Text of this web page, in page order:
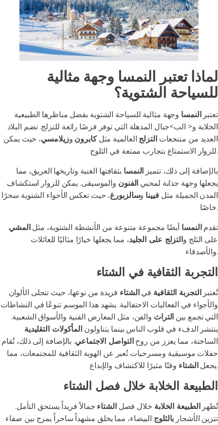
لماذا تعتبر النمسا وجهة مثالية
للسياحة الشتوية؟
تعتبر النمسا وجهة مثالية للسياحة الشتوية بفضل مناظرها الطبيعية
الخلابة و< الب>جبال المذهلة التي توفر فرصًا رائعة للتزلج. تضم البلاد
العديد من منتجعات التزلج العالمية مثلكابرون وزيلامسي، حيث يمكن
للزوار الاستمتاع بتجارب ممتعة في الثلوج.
بالإضافة إلى ذلك، تتميز النمسا بثقافتها الغنية وتاريخها العريق، مما
يجعلها وجهة جذابة لمحبي الفنون والموسيقى. يمكن للزوار استكشاف
المدن الجميلة مثل فيينا وسالزبورغ، حيث تعكس الأجواء الشتوية سحرًا
خاصًا.
تقدم النمسا أيضًا مجموعة متنوعة من الأنشطة الشتوية، مثل المشي
على الثلج والتزلج على الجليد، مما يجعلها خيارًا مثاليًا للعائلات
والأصدقاء.
التجربة الثقافية في الشتاء
تُعتبر التجربة الثقافية في الشتاء فريدة من نوعها، حيث تتجلى الألوان
والأجواء في الفعاليات الاحتفالية. يشهد هذا الموسم تنوعًا في النشاطات
التي تجمع بين التراث والفن، مثل المعارض الفنية والأسواق الشعبية.
ينتشر الدفء في قلوب الناس بينما يتناولون المأكولات التقليدية
الساخنة، مما يعزز من روح التواصل الاجتماعي. بالإضافة إلى ذلك، تُقام
حفلات موسيقية ومسرحيات تُعبر عن الهوية الثقافية للمجتمعات، مما
يجعل الشتاء وقتًا مثيرًا للاكتشاف والإبداع.
الطبيعة الخلابة خلال فصل الشتاء
تُظهر الطبيعة الخلابة خلال فصل الشتاء جمالاً فريداً يستحق التأمل.
تتزين الأشجار بالثلوج البيضاء، مما يخلق مشهداً ساحراً يمزج بين صفاء